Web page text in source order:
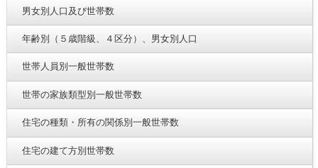
男女別人口及び世帯数
年齢別（５歳階級、４区分）、男女別人口
世帯人員別一般世帯数
世帯の家族類型別一般世帯数
住宅の種類・所有の関係別一般世帯数
住宅の建て方別世帯数